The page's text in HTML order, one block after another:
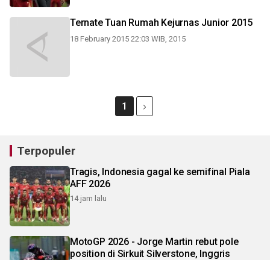
Ternate Tuan Rumah Kejurnas Junior 2015
18 February 2015 22:03 WIB, 2015
1
Terpopuler
Tragis, Indonesia gagal ke semifinal Piala
AFF 2026
14 jam lalu
MotoGP 2026 - Jorge Martin rebut pole
position di Sirkuit Silverstone, Inggris